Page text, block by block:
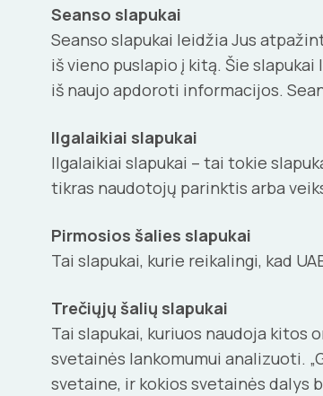
Seanso slapukai
Seanso slapukai leidžia Jus
iš vieno puslapio į kitą. Šie
iš naujo apdoroti informacijos.
Ilgalaikiai slapukai
Ilgalaikiai slapukai – tai tokie
tikras naudotojų parinktis arba
Pirmosios šalies slapukai
Tai slapukai, kurie reikalingi, kad
Trečiųjų šalių slapukai
Tai slapukai, kuriuos naudoja kitos
svetainės lankomumui analizuoti.
svetaine, ir kokios svetainės dalys